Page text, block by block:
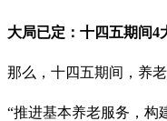
大局已定：十四五期间4
那么，十四五期间，养
“推进基本养老服务，构